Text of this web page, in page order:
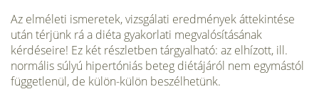
Az elméleti ismeretek, vizsgálati eredmények áttekinté­se
után térjünk rá a diéta gyakorlati megvalósításának
kérdéseire! Ez két részletben tárgyalható: az elhízott, ill.
normális súlyú hipertóniás beteg diétájáról nem egymástól
függetlenül, de külön-külön beszélhetünk.